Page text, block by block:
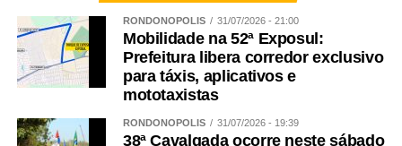
RONDONÓPOLIS 31/07/2026 - 21:00
Mobilidade na 52ª Exposul:
Prefeitura libera corredor exclusivo
para táxis, aplicativos e
mototaxistas
RONDONÓPOLIS 31/07/2026 - 19:39
38ª Cavalgada ocorre neste sábado